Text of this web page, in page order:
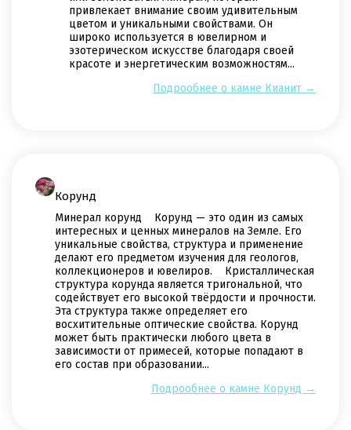
привлекает внимание своим удивительным
цветом и уникальными свойствами. Он
широко используется в ювелирном и
эзотерическом искусстве благодаря своей
красоте и энергетическим возможностям...
Подрообнее о камне Кианит →
Корунд
Минерал корунд Корунд — это один из самых
интересных и ценных минералов на Земле. Его
уникальные свойства, структура и применение
делают его предметом изучения для геологов,
коллекционеров и ювелиров. Кристаллическая
структура корунда является тригональной, что
содействует его высокой твёрдости и прочности.
Эта структура также определяет его
восхитительные оптические свойства. Корунд
может быть практически любого цвета в
зависимости от примесей, которые попадают в
его состав при образовании...
Подрообнее о камне Корунд →